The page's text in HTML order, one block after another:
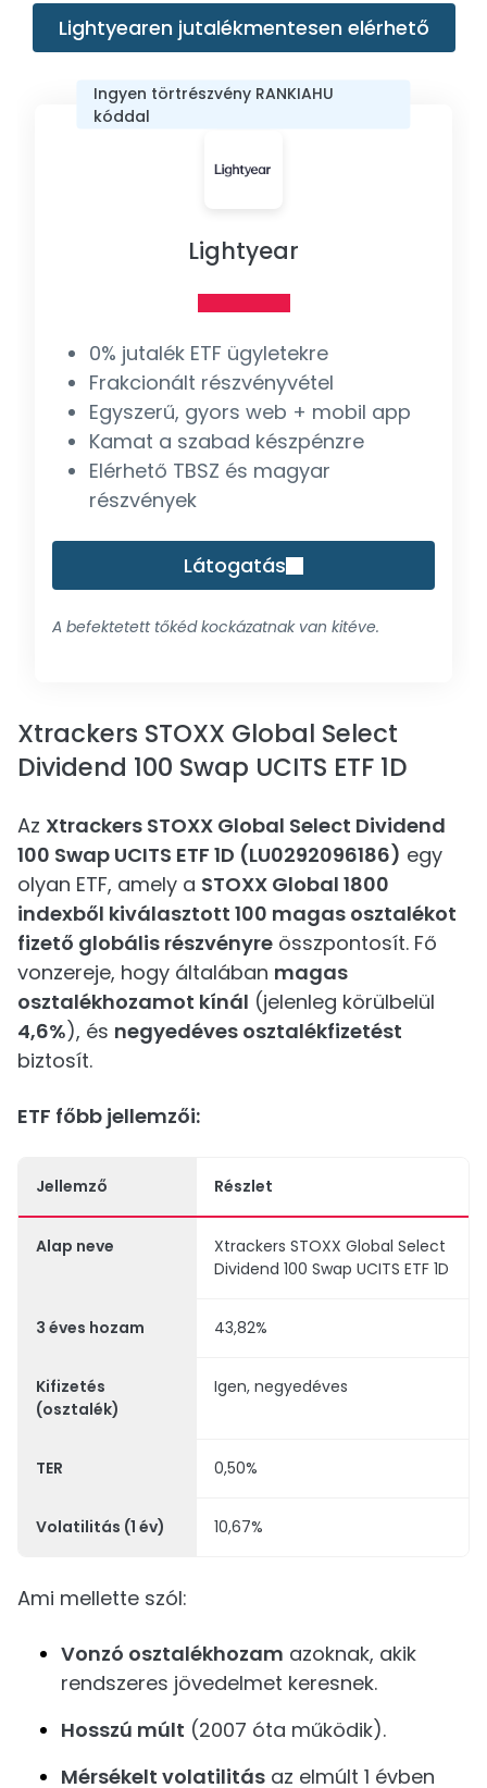
Lightyearen jutalékmentesen elérhető
Ingyen törtrészvény RANKIAHU
kóddal
Lightyear
0% jutalék ETF ügyletekre
Frakcionált részvényvétel
Egyszerű, gyors web + mobil app
Kamat a szabad készpénzre
Elérhető TBSZ és magyar
részvények
Látogatás
A befektetett tőkéd kockázatnak van kitéve.
Xtrackers STOXX Global Select
Dividend 100 Swap UCITS ETF 1D
Az Xtrackers STOXX Global Select Dividend
100 Swap UCITS ETF 1D (LU0292096186) egy
olyan ETF, amely a STOXX Global 1800
indexből kiválasztott 100 magas osztalékot
fizető globális részvényre összpontosít. Fő
vonzereje, hogy általában magas
osztalékhozamot kínál (jelenleg körülbelül
4,6%), és negyedéves osztalékfizetést
biztosít.
ETF főbb jellemzői:
Jellemző Részlet
Alap neve
Xtrackers STOXX Global Select
Dividend 100 Swap UCITS ETF 1D
3 éves hozam 43,82%
Kifizetés
(osztalék)
Igen, negyedéves
TER 0,50%
Volatilitás (1 év) 10,67%
Ami mellette szól:
Vonzó osztalékhozam azoknak, akik
rendszeres jövedelmet keresnek.
Hosszú múlt (2007 óta működik).
Mérsékelt volatilitás az elmúlt 1 évben